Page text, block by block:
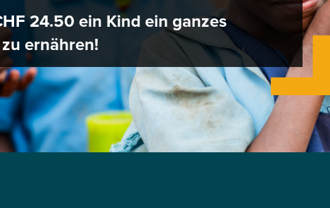
24.50 ein Kind ein ganzes
ernähren!